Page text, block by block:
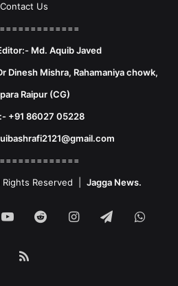
Contact Us
Md. Aquib Javed
Dinesh Mishra, Rahamaniya chowk,
Raipur (CG)
+91 86027 05228
Reserved | Jagga News.
YouTubeRedditInstagram
Telegram
RSS